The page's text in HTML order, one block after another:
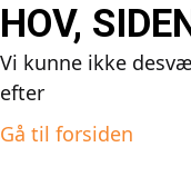
HOV,
Vi kunne ikke
efter
Gå til forsiden